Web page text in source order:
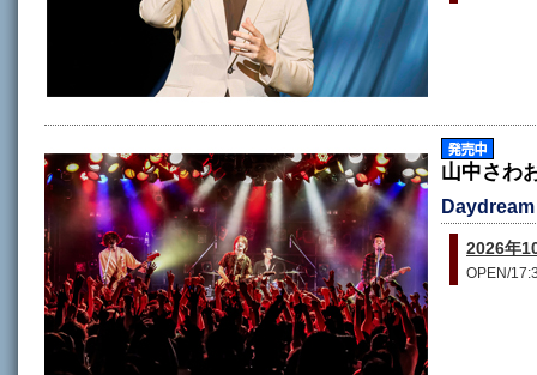
山中さわ
2026年
OPEN/